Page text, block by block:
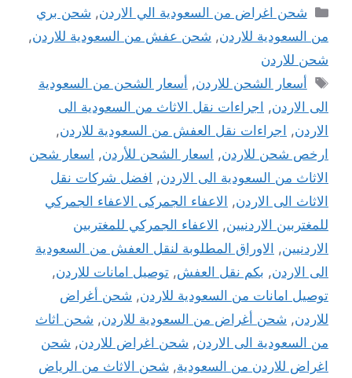
التصنيفات
شحن اغراض من السعودية الي الاردن, شحن بري
من السعودية للاردن, شحن عفش من السعودية للاردن,
شحن للاردن
الوسوم
أسعار الشحن للاردن, أسعار الشحن من السعودية
الى الاردن, اجراءات نقل الاثاث من السعودية الى
الاردن, اجراءات نقل العفش من السعودية للاردن,
ارخص شحن للاردن, اسعار الشحن للأردن, اسعار شحن
الاثاث من السعودية الى الاردن, افضل شركات نقل
الاثاث الى الاردن, الاعفاء الجمركى الاعفاء الجمركي
للمغتربين الاردنيين, الاعفاء الجمركي للمغتربين
الاردنيين, الاوراق المطلوبة لنقل العفش من السعودية
الى الاردن, بكم نقل العفش, توصيل امانات للاردن,
توصيل امانات من السعودية للاردن, شحن أغراض
للاردن, شحن أغراض من السعودية للاردن, شحن اثاث
من السعودية الى الاردن, شحن اغراض للاردن, شحن
اغراض للاردن من السعودية, شحن الاثاث من الرياض